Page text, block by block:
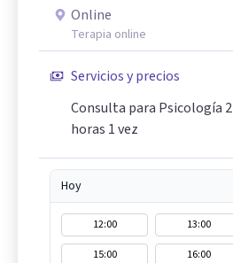
Online
Terapia online
Servicios y precios
Consulta para Psicología 2
horas 1 vez
Hoy
12:00 13:00
15:00
16:00